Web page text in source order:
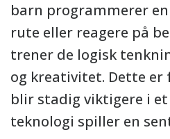
barn programmerer
rute eller reagere på
trener de logisk
og kreativitet. Dette er
blir stadig viktigere i
teknologi spiller en